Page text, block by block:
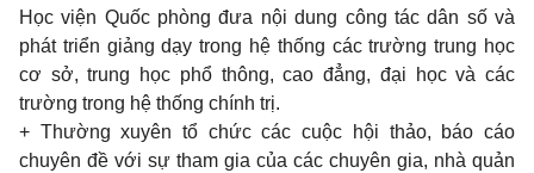
Học viện Quốc phòng đưa nộidung công tác dân số và
phát triển giảng dạytrong hệ thống các trườngtrung học
cơ sở,trung học phổ thông,caođẳng, đại học và các
trường trong hệ thống chính trị.
+ Thường xuyên tổ chức các cuộc hội thảo, báo cáo
chuyên đề với sự tham gia của các chuyên gia, nhà quản